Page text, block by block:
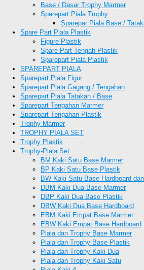
Base / Dasar Trophy Marmer
Sparepart Piala Trophy
Sparepar Piala Base /
Spare Part Piala Plastik
Figure Plastik
Spare Part Tengah Plastik
Sparepart Piala Plastik
SPAREPART PIALA
Sparepart Piala Figur
Sparepart Piala Gagang / Tengahan
Sparepart Piala Tatakan / Base
Sparepart Tengahan Marmer
Sparepart Tengahan Plastik
Trophy Marmer
TROPHY PIALA SET
Trophy Plastik
Trophy-Piala Set
BM Kaki Satu Base Marmer
BP Kaki Satu Base Plastik
BW Kaki Satu Base Hardboard
DBM Kaki Dua Base Marmer
DBP Kaki Dua Base Plastik
DBW Kaki Dua Base Hardboard
EBM Kaki Empat Base Marmer
EBW Kaki Empat Base Hardboard
Piala dan Trophy Base Marmer
Piala dan Trophy Base Plastik
Piala dan Trophy Kaki Dua
Piala dan Trophy Kaki Satu